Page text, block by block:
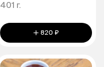
401 г.
820 ₽